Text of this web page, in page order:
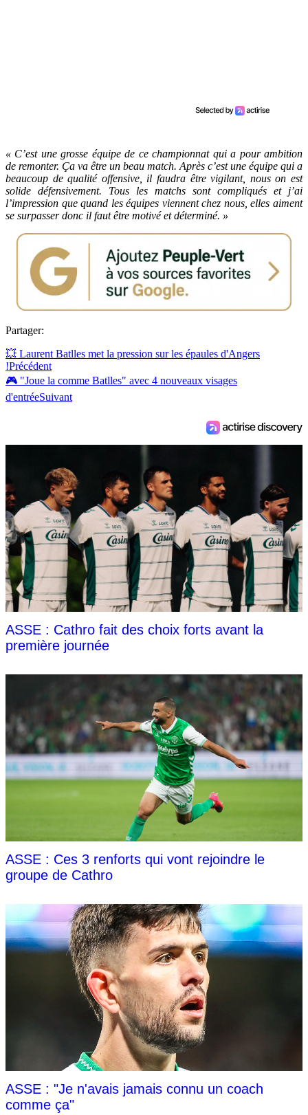
« C’est une grosse équipe de ce championnat qui a pour ambition
de remonter. Ça va être un beau match. Après c’est une équipe qui a
beaucoup de qualité offensive, il faudra être vigilant, nous on est
solide défensivement. Tous les matchs sont compliqués et j’ai
l’impression que quand les équipes viennent chez nous, elles aiment
se surpasser donc il faut être motivé et déterminé. »
Partager:
💥 Laurent Batlles met la pression sur les épaules d'Angers
!Précédent
🎮 "Joue la comme Batlles" avec 4 nouveaux visages
d'entréeSuivant
ASSE : Cathro fait des choix forts avant la
première journée
ASSE : Ces 3 renforts qui vont rejoindre le
groupe de Cathro
ASSE : "Je n'avais jamais connu un coach
comme ça"